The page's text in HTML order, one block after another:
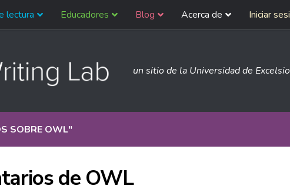
lectura Educadores Blog Acerca de Iniciar
un sitio de la Universidad de
SOBRE OWL"
de OWL